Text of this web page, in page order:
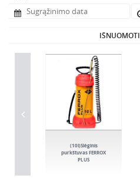
IŠNUOMOTI
(10l)Slėginis
purkštuvas FERROX
PLUS